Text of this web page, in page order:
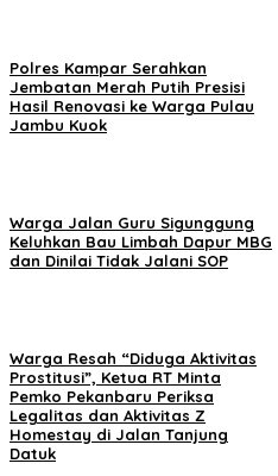
Polres Kampar Serahkan
Jembatan Merah Putih Presisi
Hasil Renovasi ke Warga Pulau
Jambu Kuok
Warga Jalan Guru Sigunggung
Keluhkan Bau Limbah Dapur MBG
dan Dinilai Tidak Jalani SOP
Warga Resah “Diduga Aktivitas
Prostitusi”, Ketua RT Minta
Pemko Pekanbaru Periksa
Legalitas dan Aktivitas Z
Homestay di Jalan Tanjung
Datuk